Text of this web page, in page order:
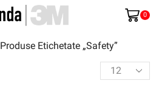
0
Produse Etichetate „Safety”
Products
per